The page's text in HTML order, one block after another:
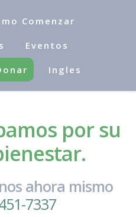
Comenzar
Eventos
Ingles
por su
ahora mismo
7337